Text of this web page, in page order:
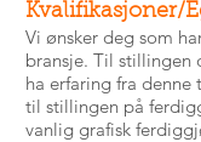
Kvalifikasjoner/
Vi ønsker deg som
bransje. Til stillingen
ha erfaring fra
til stillingen på
vanlig grafisk